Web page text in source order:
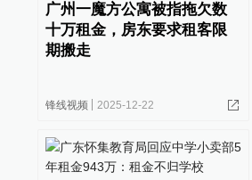
广州一魔方公寓被指拖欠数
十万租金，房东要求租客限
期搬走
锋线视频 2025-12-22